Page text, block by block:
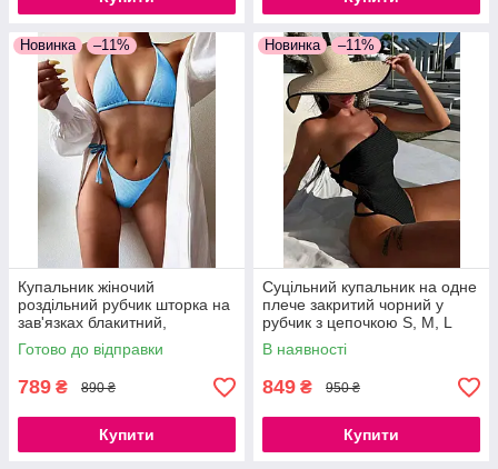
Новинка –11%
Купальник жіночий
роздільний рубчик шторка на
зав'язках блакитний,
бузковий, чорний S, M, L
Готово до відправки
789 ₴ 890 ₴
Купити
Новинка –11%
Суцільний купальник на одне
плече закритий чорний у
рубчик з цепочкою S, M, L
В наявності
849 ₴ 950 ₴
Купити